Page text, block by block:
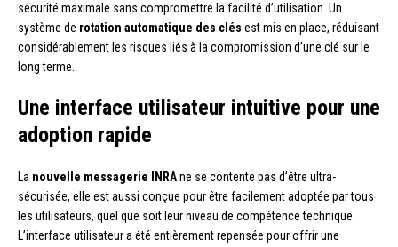
sécurité maximale sans compromettre la facilité d’utilisation. Un
système de rotation automatique des clés est mis en place, réduisant
considérablement les risques liés à la compromission d’une clé sur le
long terme.
Une interface utilisateur intuitive pour une
adoption rapide
La nouvelle messagerie INRAne se contente pas d’être ultra-
sécurisée, elle est aussi conçue pour être facilement adoptée par tous
les utilisateurs, quel que soit leur niveau de compétence technique.
L’interface utilisateur a été entièrement repensée pour offrir une